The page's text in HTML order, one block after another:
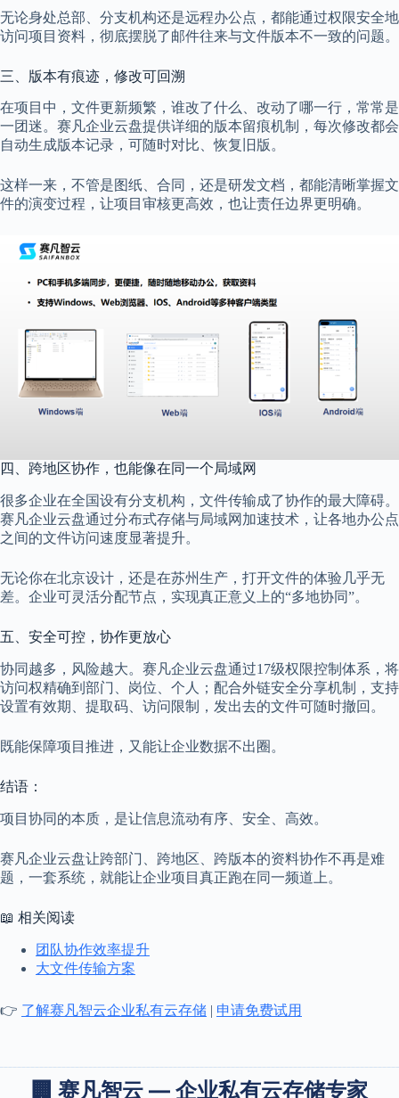
无论身处总部、分支机构还是远程办公点，都能通过权限安全地
访问项目资料，彻底摆脱了邮件往来与文件版本不一致的问题。
三、版本有痕迹，修改可回溯
在项目中，文件更新频繁，谁改了什么、改动了哪一行，常常是
一团迷。赛凡企业云盘提供详细的版本留痕机制，每次修改都会
自动生成版本记录，可随时对比、恢复旧版。
这样一来，不管是图纸、合同，还是研发文档，都能清晰掌握文
件的演变过程，让项目审核更高效，也让责任边界更明确。
四、跨地区协作，也能像在同一个局域网
很多企业在全国设有分支机构，文件传输成了协作的最大障碍。
赛凡企业云盘通过分布式存储与局域网加速技术，让各地办公点
之间的文件访问速度显著提升。
无论你在北京设计，还是在苏州生产，打开文件的体验几乎无
差。企业可灵活分配节点，实现真正意义上的“多地协同”。
五、安全可控，协作更放心
协同越多，风险越大。赛凡企业云盘通过17级权限控制体系，将
访问权精确到部门、岗位、个人；配合外链安全分享机制，支持
设置有效期、提取码、访问限制，发出去的文件可随时撤回。
既能保障项目推进，又能让企业数据不出圈。
结语：
项目协同的本质，是让信息流动有序、安全、高效。
赛凡企业云盘让跨部门、跨地区、跨版本的资料协作不再是难
题，一套系统，就能让企业项目真正跑在同一频道上。
📖 相关阅读
团队协作效率提升
大文件传输方案
👉 了解赛凡智云企业私有云存储 | 申请免费试用
🏢 赛凡智云 — 企业私有云存储专家